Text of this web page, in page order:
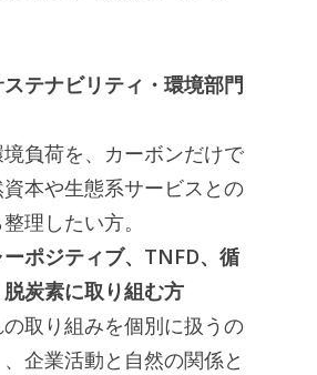
テナビリティ・環境部門
負荷を、カーボンだけで
本や生態系サービスとの
理したい方。
ポジティブ、TNFD、循
炭素に取り組む方
取り組みを個別に扱うの
企業活動と自然の関係と